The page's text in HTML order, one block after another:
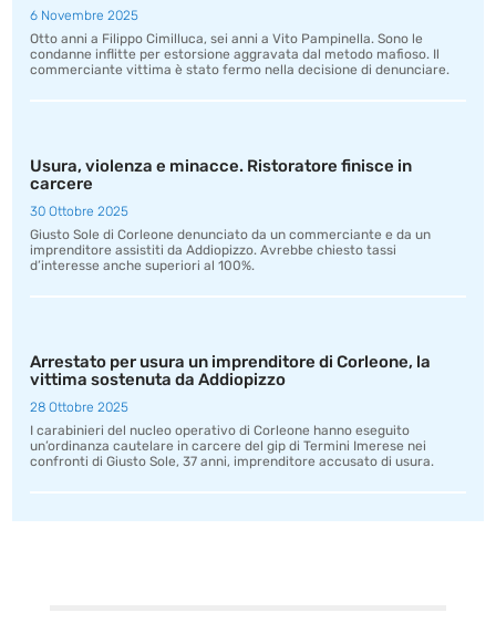
6 Novembre 2025
Otto anni a Filippo Cimilluca, sei anni a Vito Pampinella. Sono le
condanne inflitte per estorsione aggravata dal metodo mafioso. Il
commerciante vittima è stato fermo nella decisione di denunciare.
Usura, violenza e minacce. Ristoratore finisce in
carcere
30 Ottobre 2025
Giusto Sole di Corleone denunciato da un commerciante e da un
imprenditore assistiti da Addiopizzo. Avrebbe chiesto tassi
d’interesse anche superiori al 100%.
Arrestato per usura un imprenditore di Corleone, la
vittima sostenuta da Addiopizzo
28 Ottobre 2025
I carabinieri del nucleo operativo di Corleone hanno eseguito
un’ordinanza cautelare in carcere del gip di Termini Imerese nei
confronti di Giusto Sole, 37 anni, imprenditore accusato di usura.